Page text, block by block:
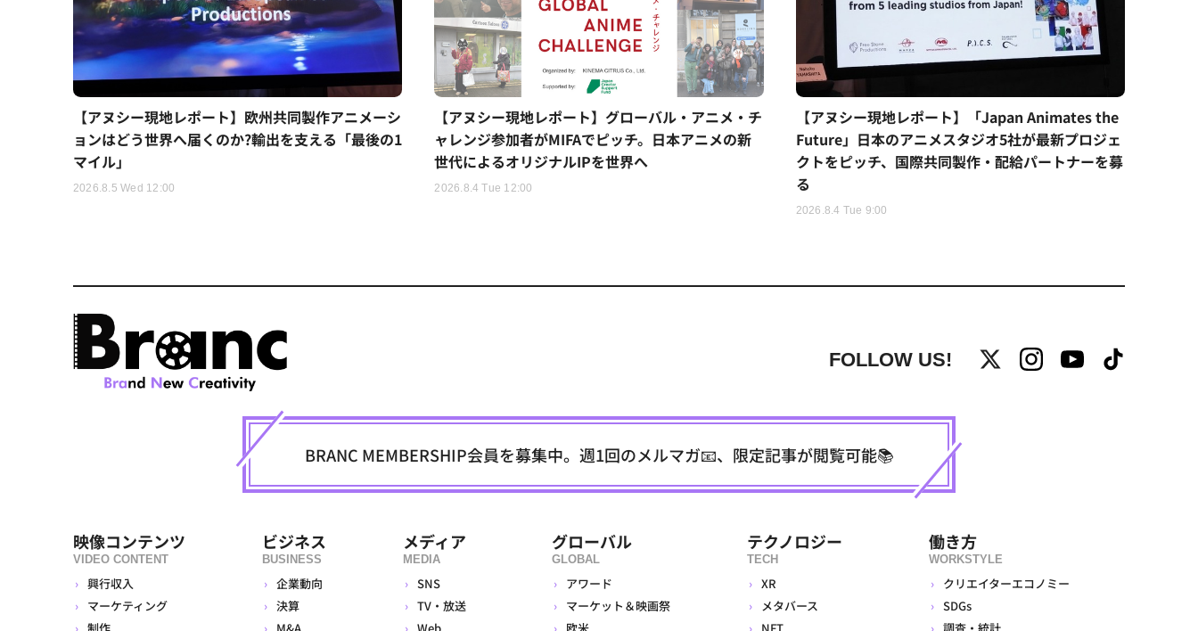
【アヌシー現地レポート】欧州共同製作アニメーシ
ョンはどう世界へ届くのか?輸出を支える「最後の1
マイル」
2026.8.5 Wed 12:00
【アヌシー現地レポート】グローバル・アニメ・チ
ャレンジ参加者がMIFAでピッチ。日本アニメの新
世代によるオリジナルIPを世界へ
2026.8.4 Tue 12:00
【アヌシー現地レポート】「Japan Animates the
Future」日本のアニメスタジオ5社が最新プロジェ
クトをピッチ、国際共同製作・配給パートナーを募
る
2026.8.4 Tue 9:00
FOLLOW US!
BRANC MEMBERSHIP会員を募集中。週1回のメルマガ📧、限定記事が閲覧可能📚
映像コンテンツ
VIDEO CONTENT
興行収入
マーケティング
ビジネス
BUSINESS
企業動向
決算
メディア
MEDIA
SNS
TV・放送
グローバル
GLOBAL
アワード
マーケット＆映画祭
テクノロジー
TECH
XR
メタバース
働き方
WORKSTYLE
クリエイターエコノミー
SDGs